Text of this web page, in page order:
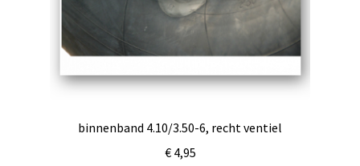
binnenband 4.10/3.50-6, recht ventiel
€4,95